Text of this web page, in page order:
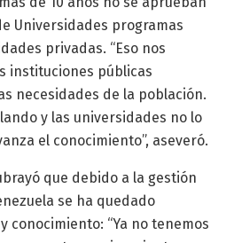
Universidades programas
privadas. “Eso nos
instituciones públicas
necesidades de la población.
y las universidades no lo
el conocimiento”, aseveró.
que debido a la gestión
se ha quedado
conocimiento: “Ya no tenemos